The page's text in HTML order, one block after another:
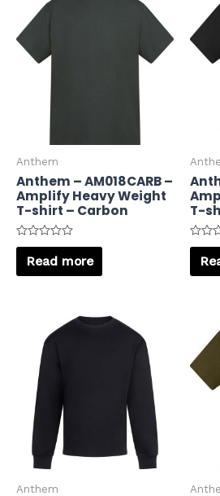
Anthem
Anthem – AM018CARB –
Amplify Heavy Weight
T-shirt – Carbon
Rated
out
of
Read more
T-
Rated
out
of
Anthem